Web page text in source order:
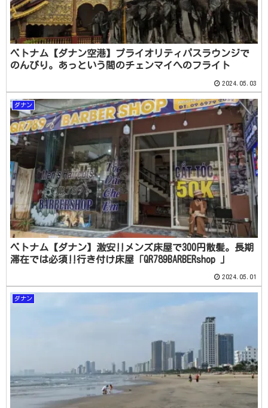
ベトナム【ダナン空港】プライオリティパスラウンジで
のんびり。あっという間のチェンマイへのフライト
2024.05.03
ダナン
ベトナム【ダナン】激安‼メンズ床屋で300円散髪。長期
滞在では必須‼行き付け床屋「QR789BARBERshop 」
2024.05.01
ダナン